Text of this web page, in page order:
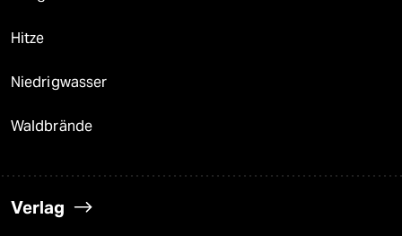
Hitze
Niedrigwasser
Waldbrände
Verlag